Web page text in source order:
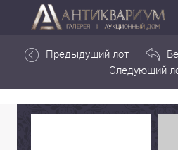
Предыдущий лот
Следующий